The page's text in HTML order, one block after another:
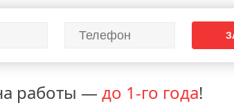
работы — до 1-го года!